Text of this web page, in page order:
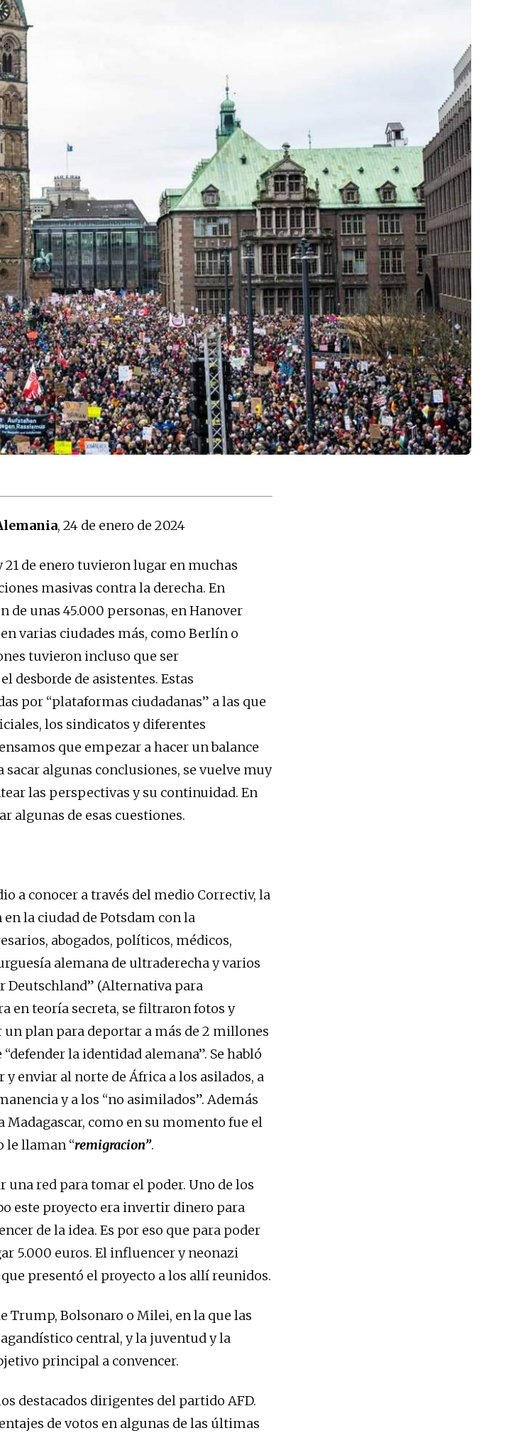
, 24 de enero de 2024
de enero tuvieron lugar en muchas
masivas contra la derecha. En
unas 45.000 personas, en Hanover
varias ciudades más, como Berlín o
tuvieron incluso que ser
desborde de asistentes. Estas
por “plataformas ciudadanas” a las que
los sindicatos y diferentes
que empezar a hacer un balance
algunas conclusiones, se vuelve muy
las perspectivas y su continuidad. En
algunas de esas cuestiones.
a conocer a través del medio Correctiv, la
la ciudad de Potsdam con la
abogados, políticos, médicos,
alemana de ultraderecha y varios
Deutschland” (Alternativa para
en teoría secreta, se filtraron fotos y
un plan para deportar a más de 2 millones
la identidad alemana”. Se habló
enviar al norte de África a los asilados, a
y a los “no asimilados”. Además
Madagascar, como en su momento fue el
le llaman “remigracion”.
una red para tomar el poder. Uno de los
este proyecto era invertir dinero para
de la idea. Es por eso que para poder
5.000 euros. El influencer y neonazi
presentó el proyecto a los allí reunidos.
Trump, Bolsonaro o Milei, en la que las
central, y la juventud y la
principal a convencer.
destacados dirigentes del partido AFD.
de votos en algunas de las últimas